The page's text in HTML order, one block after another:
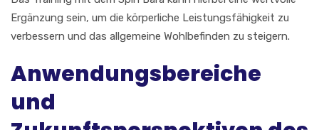
Ergänzung sein, um die körperliche Leistungsfähigkeit zu
verbessern und das allgemeine Wohlbefinden zu steigern.
Anwendungsbereiche
und